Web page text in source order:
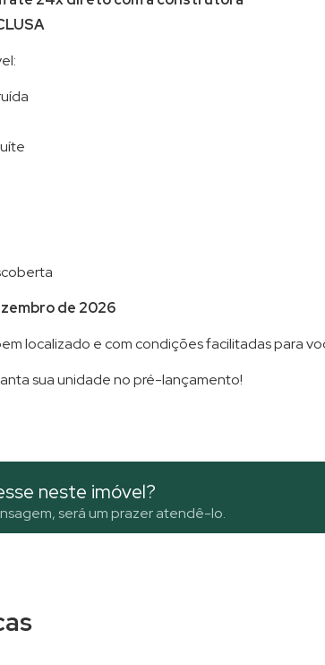
de 2026
localizado e com condições facilitadas para
sua unidade no pré-lançamento!
neste imóvel?
será um prazer atendê-lo.